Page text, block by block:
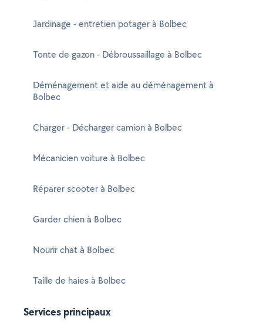
Jardinage - entretien potager à Bolbec
Tonte de gazon - Débroussaillage à Bolbec
Déménagement et aide au déménagement à
Bolbec
Charger - Décharger camion à Bolbec
Mécanicien voiture à Bolbec
Réparer scooter à Bolbec
Garder chien à Bolbec
Nourir chat à Bolbec
Taille de haies à Bolbec
Services principaux